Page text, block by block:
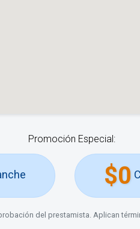
Promoción Especial:
$0
del prestamista. Aplican